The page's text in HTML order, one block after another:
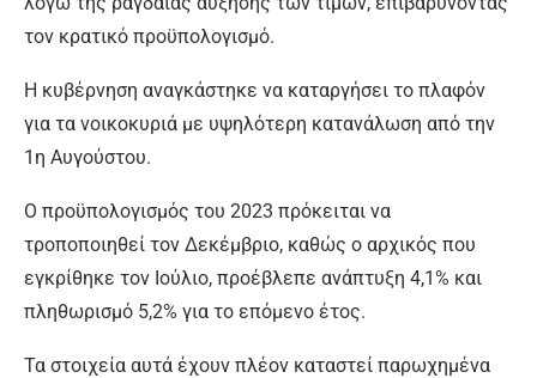
τον κρατικό προϋπολογισμό.
Η κυβέρνηση αναγκάστηκε να καταργήσει το πλαφόν
για τα νοικοκυριά με υψηλότερη κατανάλωση από την
1η Αυγούστου.
Ο προϋπολογισμός του 2023 πρόκειται να
τροποποιηθεί τον Δεκέμβριο, καθώς ο αρχικός που
εγκρίθηκε τον Ιούλιο, προέβλεπε ανάπτυξη 4,1% και
πληθωρισμό 5,2% για το επόμενο έτος.
Τα στοιχεία αυτά έχουν πλέον καταστεί παρωχημένα